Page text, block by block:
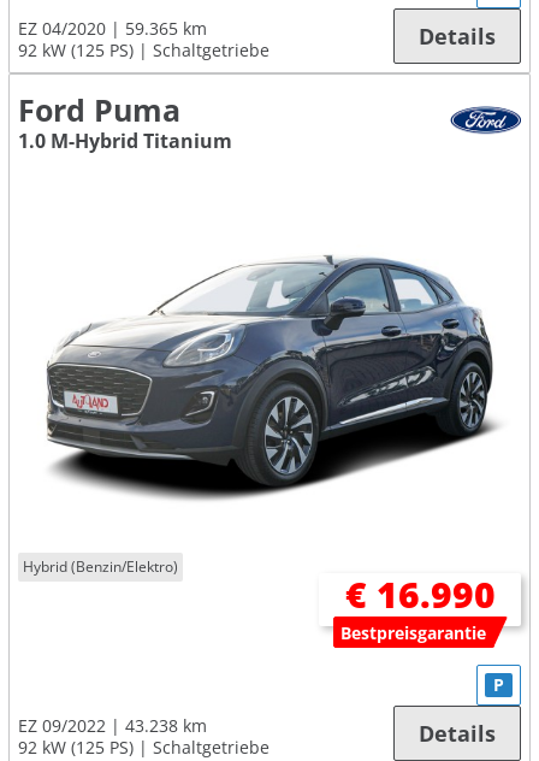
EZ 04/2020
59.365 km
92 kW (125 PS)
Schaltgetriebe Details
Ford Puma
1.0 M-Hybrid Titanium
Hybrid (Benzin/Elektro)
€ 16.990
Bestpreisgarantie
EZ 09/2022
43.238 km
92 kW (125 PS)
Schaltgetriebe
P
Details